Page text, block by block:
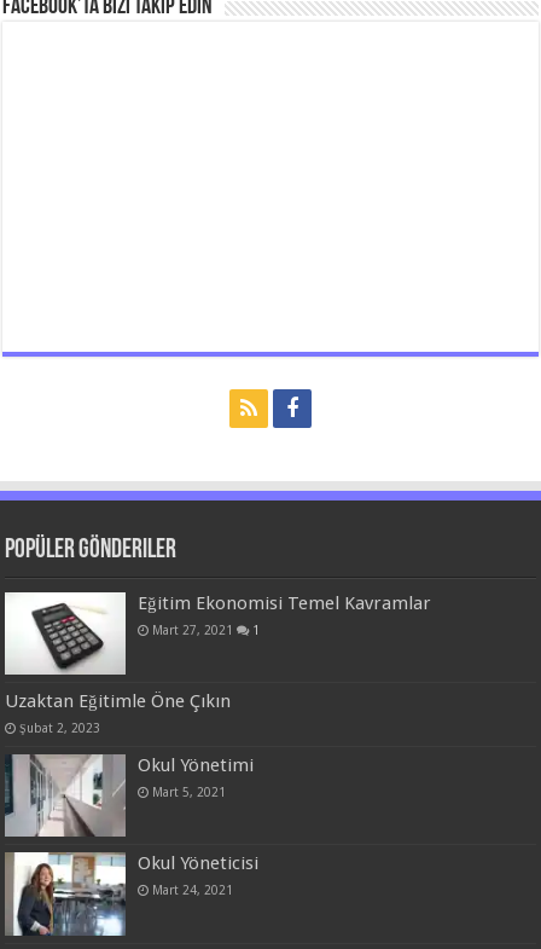
Facebook’ta bizi takip edin
Popüler Gönderiler
Eğitim Ekonomisi Temel Kavramlar
Mart 27, 2021 1
Uzaktan Eğitimle Öne Çıkın
Şubat 2, 2023
Okul Yönetimi
Mart 5, 2021
Okul Yöneticisi
Mart 24, 2021